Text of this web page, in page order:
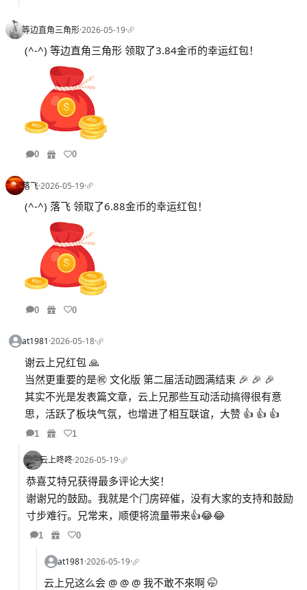
等边直角三角形·2026-05-19·
(^-^) 等边直角三角形 领取了3.84金币的幸运红包！
0 0
落飞·2026-05-19·
(^-^) 落飞 领取了6.88金币的幸运红包！
0 0
at1981·2026-05-18·
谢云上兄红包 🙏
当然更重要的是㊗️ 文化版 第二届活动圆满结束 🎉 🎉 🎉
其实不光是发表篇文章，云上兄那些互动活动搞得很有意
思，活跃了板块气氛，也增进了相互联谊，大赞 👍 👍 👍
1 1
云上咚咚·2026-05-19·
恭喜艾特兄获得最多评论大奖！
谢谢兄的鼓励。我就是个门房碎催，没有大家的支持和鼓励
寸步难行。兄常来，顺便将流量带来👍😂😂
1 0
at1981·2026-05-19·
云上兄这么会 @ @ @ 我不敢不來啊 🤭